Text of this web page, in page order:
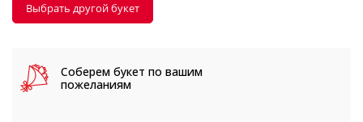
Выбрать другой букет
Соберем букет по вашим
пожеланиям